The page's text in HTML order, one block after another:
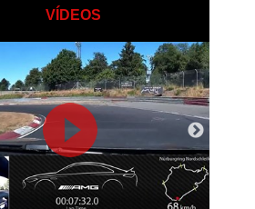
VÍDEOS